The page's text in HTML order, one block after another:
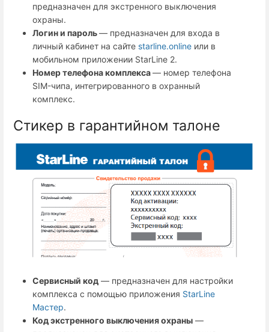
предназначен для экстренного выключения
охраны.
Логин и пароль— предназначен для входа в
личный кабинет на сайте starline.online или в
мобильном приложении StarLine 2.
Номер телефона комплекса— номер телефона
SIM-чипа, интегрированного в охранный
комплекс.
Стикер в гарантийном талоне
Сервисный код — предназначен для настройки
комплекса с помощью приложения StarLine
Мастер.
Код экстренного выключения охраны —